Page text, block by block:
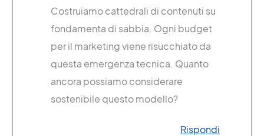
Costruiamo cattedrali di contenuti su
fondamenta di sabbia. Ogni budget
per il marketing viene risucchiato da
questa emergenza tecnica. Quanto
ancora possiamo considerare
sostenibile questo modello?
Rispondi